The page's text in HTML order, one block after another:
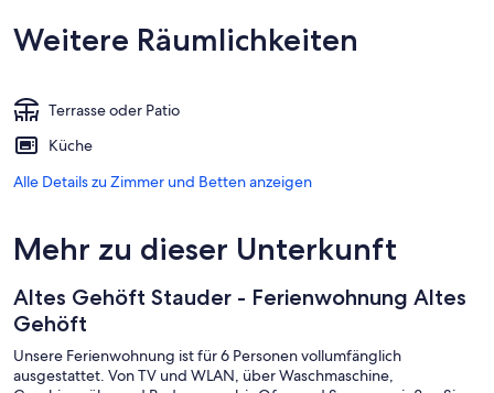
Weitere Räumlichkeiten
Terrasse oder Patio
Küche
Alle Details zu Zimmer und Betten anzeigen
Mehr zu dieser Unterkunft
Altes Gehöft Stauder - Ferienwohnung Altes
Gehöft
Unsere Ferienwohnung ist für 6 Personen vollumfänglich
ausgestattet. Von TV und WLAN, über Waschmaschine,